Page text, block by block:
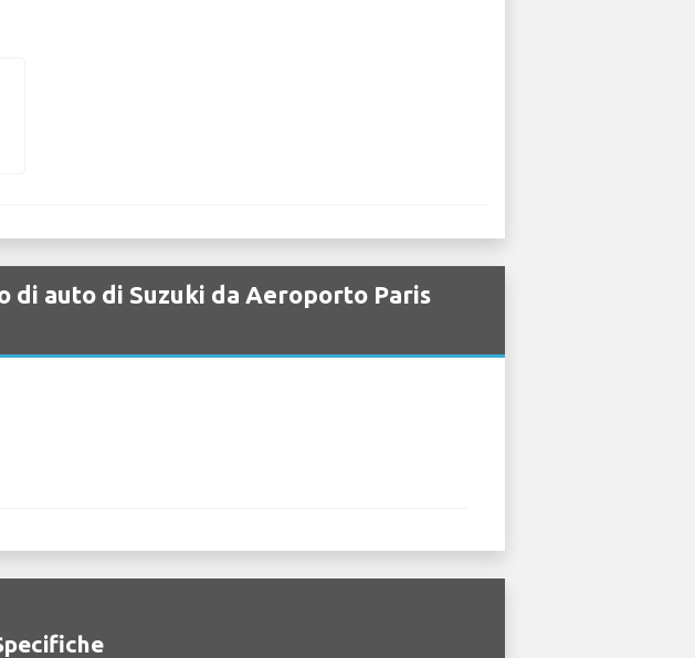
auto di Suzuki da Aeroporto Paris